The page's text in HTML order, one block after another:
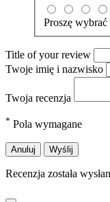
Proszę
Title of your review
Twoje imię i nazwisko
Twoja recenzja
* Pola wymagane
Anuluj Wyślij
Recenzja została